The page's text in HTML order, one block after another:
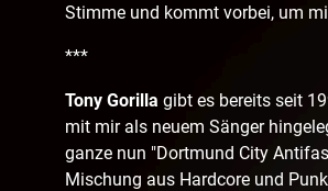
Stimme und kommt vorbei, um
***
Tony Gorilla gibt es bereits seit
mit mir als neuem Sänger
ganze nun "Dortmund City
Mischung aus Hardcore und